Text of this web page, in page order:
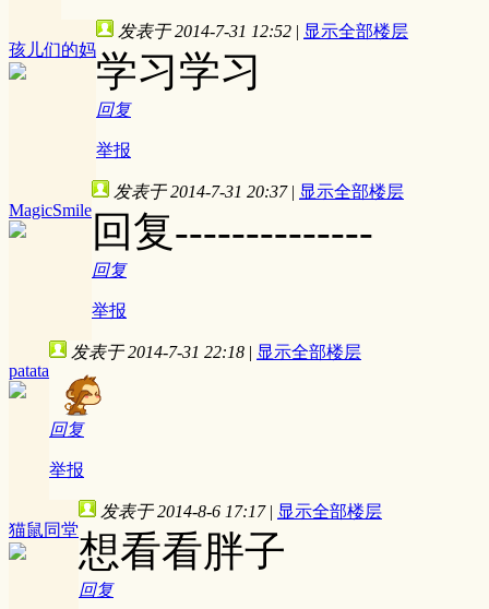
孩儿们的妈
发表于 2014-7-31 12:52 | 显示全部楼层
学习学习
回复
举报
MagicSmile
发表于 2014-7-31 20:37 | 显示全部楼层
回复--------------
回复
举报
patata
发表于 2014-7-31 22:18 | 显示全部楼层
回复
举报
猫鼠同堂
发表于 2014-8-6 17:17 | 显示全部楼层
想看看胖子
回复